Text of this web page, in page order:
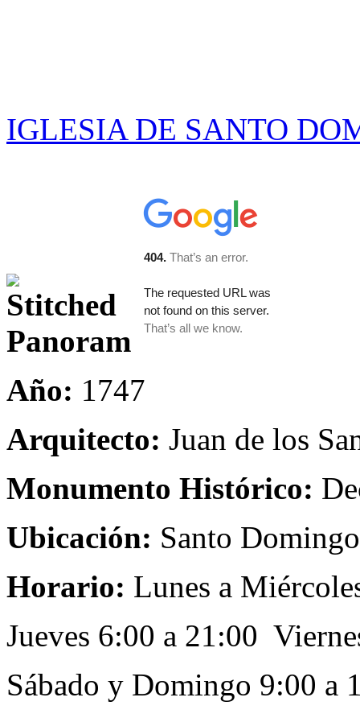
IGLESIA DE SANTO
Año: 1747
Arquitecto: Juan de los
Monumento Histórico:
Ubicación: Santo
Horario: Lunes a
Jueves 6:00 a 21:00
Sábado y Domingo 9:00 a